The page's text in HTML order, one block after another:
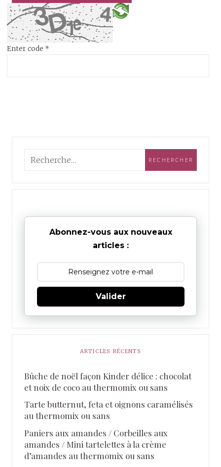
Enter code *
Abonnez-vous aux nouveaux
articles :
Valider
ARTICLES RÉCENTS
Bûche de noël façon Kinder délice : chocolat
et noix de coco au thermomix ou sans
Tarte butternut, feta et oignons caramélisés
au thermomix ou sans
Paniers aux amandes / Corbeilles aux
amandes / Mini tartelettes à la crème
d’amandes au thermomix ou sans